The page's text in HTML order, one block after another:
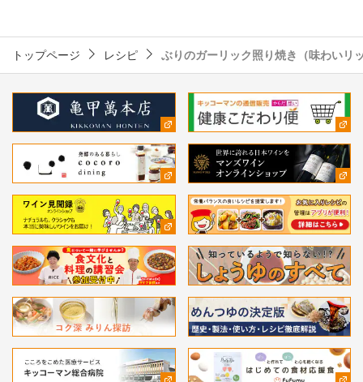
トップページ レシピ ぶりのガーリック照り焼き（味わいリ